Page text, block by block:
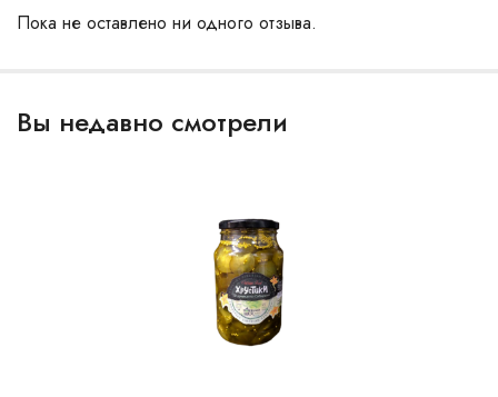
Пока не оставлено ни одного отзыва.
Вы недавно смотрели